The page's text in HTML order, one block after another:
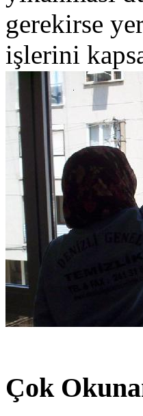
gerekirse
işlerini
Çok